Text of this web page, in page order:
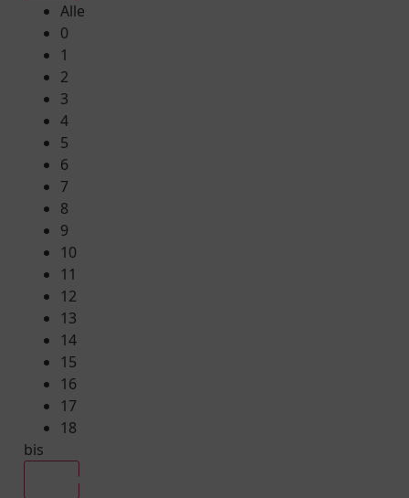
Alle
0
1
2
3
4
5
6
7
8
9
10
11
12
13
14
15
16
17
18
bis